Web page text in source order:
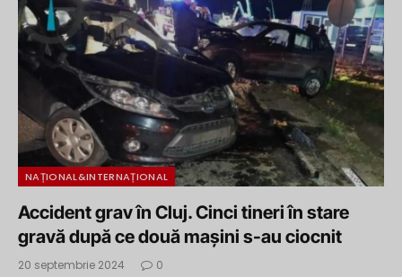
NAȚIONAL&INTERNAȚIONAL
Accident grav în Cluj. Cinci tineri în stare
gravă după ce două mașini s-au ciocnit
20 septembrie 2024 0